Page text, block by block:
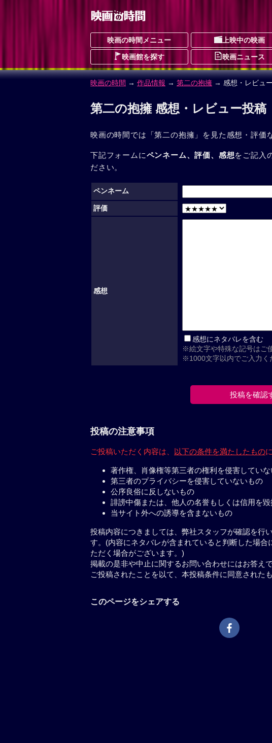
映画の時間メニュー 上映中の映画
映画館を探す 映画ニュース
映画の時間 → 作品情報 → 第二の抱擁 → 感想・レビュ
第二の抱擁 感想・レビュー投稿
映画の時間では「第二の抱擁」を見た感想・評価
下記フォームにペンネーム、評価、感想をご記入
ださい。
ペンネーム
評価
感想
感想にネタバレを含む
※絵文字や特殊な記号はご
※1000文字以内でご入力く
投稿の注意事項
ご投稿いただく内容は、 以下の条件を満たしたもの
著作権、肖像権等第三者の権利を侵害してい
第三者のプライバシーを侵害していないもの
公序良俗に反しないもの
誹謗中傷または、他人の名誉もしくは信用を
当サイト外への誘導を含まないもの
投稿内容につきましては、弊社スタッフが確認を行
す。(内容にネタバレが含まれていると判断した場
ただく場合がございます。)
掲載の是非や中止に関するお問い合わせにはお答え
ご投稿されたことを以て、本投稿条件に同意された
このページをシェアする